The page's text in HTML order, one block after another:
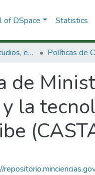
of DSpace Statistics
3.2.1. Políticas, estudios, evaluaciones e indicadores de CTeI
de
la